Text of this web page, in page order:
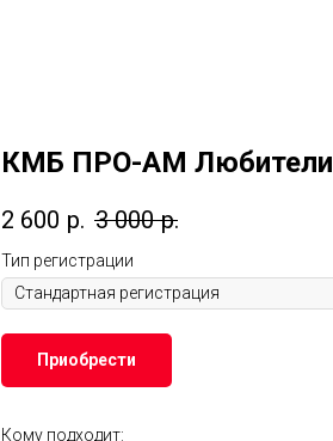
КМБ ПРО-АМ Любители
2 600 р. 3 000 р.
Тип регистрации
Приобрести
Кому подходит: